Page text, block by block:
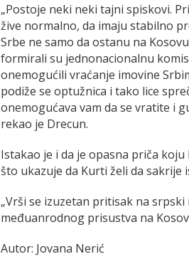
„Postoje neki neki tajni spiskovi.
žive normalno, da imaju stabilno
Srbe ne samo da ostanu na
formirali su jednonacionalnu
onemogućili vraćanje imovine
podiže se optužnica i tako lice
onemogućava vam da se vratite i
rekao je Drecun.
Istakao je i da je opasna priča
što ukazuje da Kurti želi da sakrije
„Vrši se izuzetan pritisak na
međuanrodnog prisustva na
Autor: Jovana Nerić